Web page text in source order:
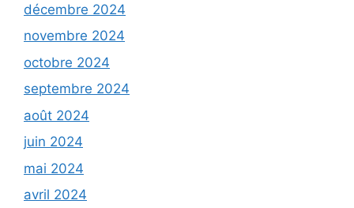
décembre 2024
novembre 2024
octobre 2024
septembre 2024
août 2024
juin 2024
mai 2024
avril 2024